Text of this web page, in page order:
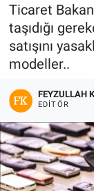
Ticaret
taşıdığı
satışını
modeller..
FEYZULLAH
EDITÖR